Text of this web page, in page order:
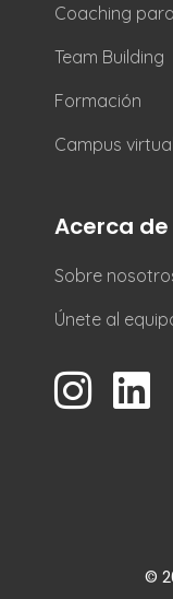
Coaching
Team Building
Formación
Campus virtual
Acerca de
Sobre
Únete al
©